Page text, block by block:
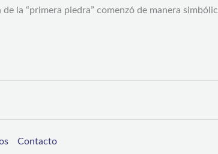
de la “primera piedra” comenzó de manera
Contacto